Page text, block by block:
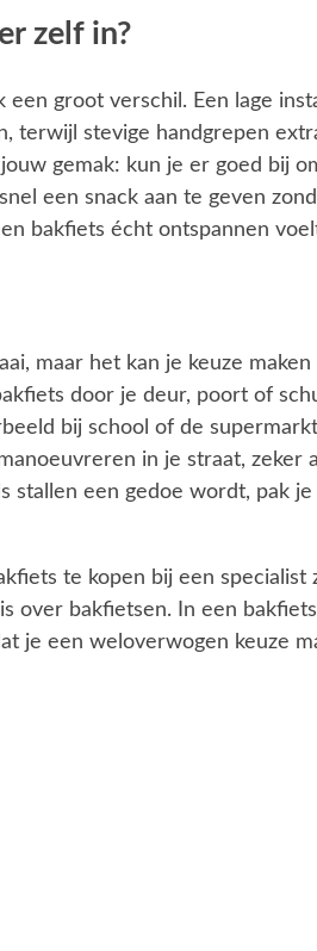
zelf in?
een groot verschil. Een lage
terwijl stevige handgrepen
gemak: kun je er goed bij
een snack aan te geven
bakfiets écht ontspannen
maar het kan je keuze
door je deur, poort of
bij school of de
in je straat, zeker
stallen een gedoe wordt, pak
te kopen bij een specialist
over bakfietsen. In een
je een weloverwogen keuze